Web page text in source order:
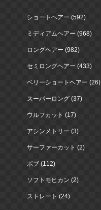
ショートヘアー (592)
ミディアムヘアー (968)
ロングヘアー (982)
セミロングヘアー (433)
ベリーショートヘアー (26)
スーパーロング (37)
ウルフカット (17)
アシンメトリー (3)
サーファーカット (2)
ボブ (112)
ソフトモヒカン (2)
ストレート (24)